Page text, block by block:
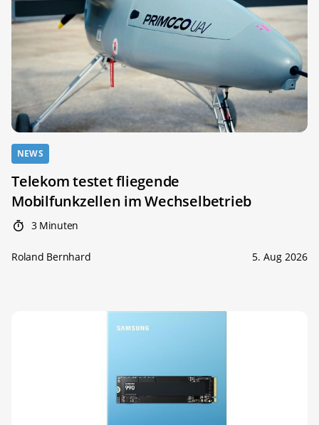
NEWS
Telekom testet fliegende
Mobilfunkzellen im Wechselbetrieb
3 Minuten
Roland Bernhard 5. Aug 2026